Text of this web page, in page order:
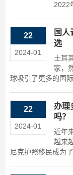
2022
22
2024-01
国人
选
土耳
家，
球吸引了更多的国
22
2024-01
办理
吗？
近年
越来
尼克护照移民成为